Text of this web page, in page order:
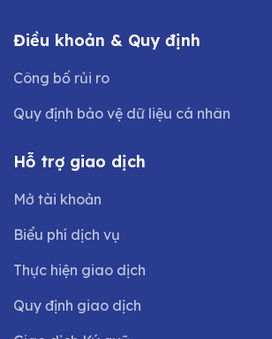
Điều khoản & Quy định
Công bố rủi ro
Quy định bảo vệ dữ liệu cá nhân
Hỗ trợ giao dịch
Mở tài khoản
Biểu phí dịch vụ
Thực hiện giao dịch
Quy định giao dịch